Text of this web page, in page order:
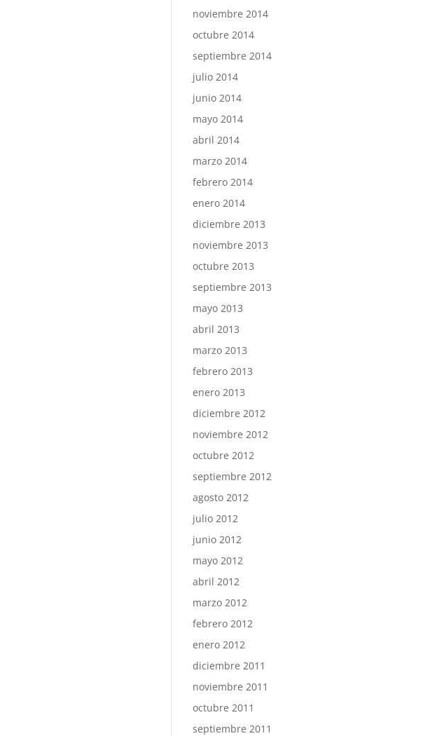
noviembre 2014
octubre 2014
septiembre 2014
julio 2014
junio 2014
mayo 2014
abril 2014
marzo 2014
febrero 2014
enero 2014
diciembre 2013
noviembre 2013
octubre 2013
septiembre 2013
mayo 2013
abril 2013
marzo 2013
febrero 2013
enero 2013
diciembre 2012
noviembre 2012
octubre 2012
septiembre 2012
agosto 2012
julio 2012
junio 2012
mayo 2012
abril 2012
marzo 2012
febrero 2012
enero 2012
diciembre 2011
noviembre 2011
octubre 2011
septiembre 2011